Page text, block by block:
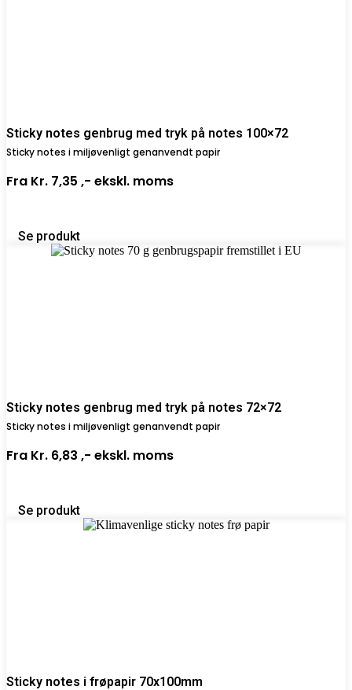
Sticky notes genbrug med tryk på notes 100×72
Sticky notes i miljøvenligt genanvendt papir
Fra Kr. 7,35 ,- ekskl. moms
Se produkt
Sticky notes genbrug med tryk på notes 72×72
Sticky notes i miljøvenligt genanvendt papir
Fra Kr. 6,83 ,- ekskl. moms
Se produkt
Sticky notes i frøpapir 70x100mm